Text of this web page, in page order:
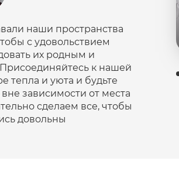
наши пространства
с удовольствием
их родным и
к нашей
тепла и уюта и будьте
зависимости от места
сделаем все, чтобы
довольны